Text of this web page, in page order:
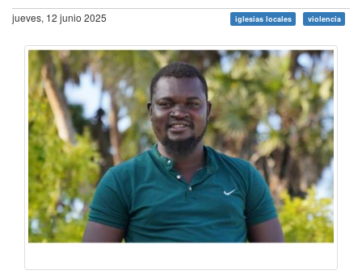
jueves, 12 junio 2025 iglesias locales violencia